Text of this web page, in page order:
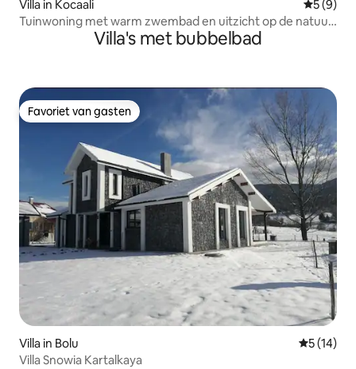
Villa in Kocaali
5 (9)
Tuinwoning met warm zwembad en uitzicht op de natuur
Villa's met bubbelbad
Favoriet van gasten
Favoriet van gasten
Villa in Bolu
5 (14)
Villa Snowia Kartalkaya